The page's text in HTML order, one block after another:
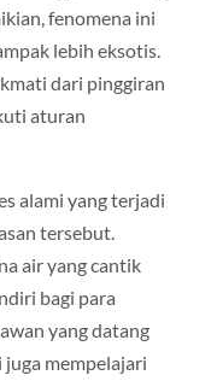
fenomena ini
lebih eksotis.
dari pinggiran
aturan
alami yang terjadi
tersebut.
air yang cantik
bagi para
yang datang
mempelajari